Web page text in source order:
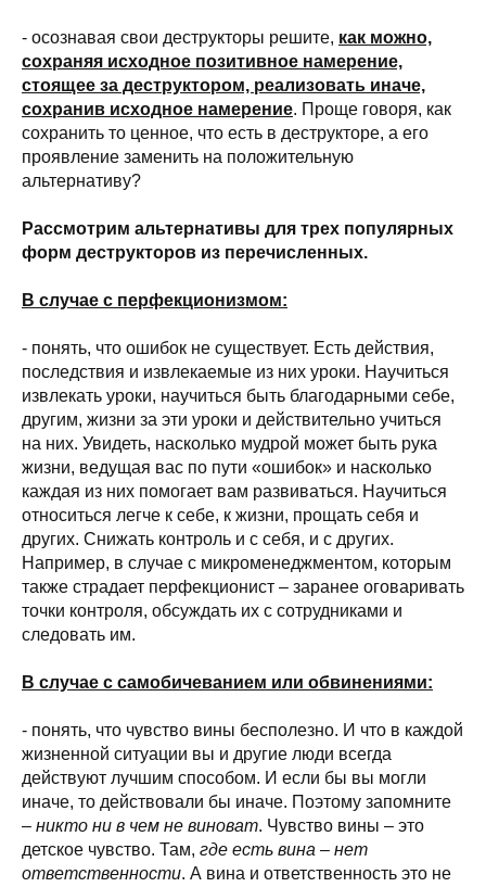
- осознавая свои деструкторы решите, как можно,
сохраняя исходное позитивное намерение,
стоящее за деструктором, реализовать иначе,
сохранив исходное намерение. Проще говоря, как
сохранить то ценное, что есть в деструкторе, а его
проявление заменить на положительную
альтернативу?
Рассмотрим альтернативы для трех популярных
форм деструкторов из перечисленных.
В случае с перфекционизмом:
- понять, что ошибок не существует. Есть действия,
последствия и извлекаемые из них уроки. Научиться
извлекать уроки, научиться быть благодарными себе,
другим, жизни за эти уроки и действительно учиться
на них. Увидеть, насколько мудрой может быть рука
жизни, ведущая вас по пути «ошибок» и насколько
каждая из них помогает вам развиваться. Научиться
относиться легче к себе, к жизни, прощать себя и
других. Снижать контроль и с себя, и с других.
Например, в случае с микроменеджментом, которым
также страдает перфекционист – заранее оговаривать
точки контроля, обсуждать их с сотрудниками и
следовать им.
В случае с самобичеванием или обвинениями:
- понять, что чувство вины бесполезно. И что в каждой
жизненной ситуации вы и другие люди всегда
действуют лучшим способом. И если бы вы могли
иначе, то действовали бы иначе. Поэтому запомните
– никто ни в чем не виноват. Чувство вины – это
детское чувство. Там, где есть вина – нет
ответственности. А вина и ответственность это не